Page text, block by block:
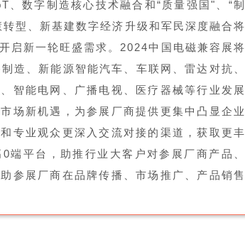
数字制造核心技术融合和“质量强国"、“制
型、新基建数字经济升级和军民深度融合将
启新一轮旺盛需求。2024中国电磁兼容展将
造、新能源智能汽车、车联网、雷达对抗、
智能电网、广播电视、医疗器械等行业发展
场新机遇，为参展厂商提供更集中凸显企业
专业观众更深入交流对接的渠道，获取更丰
端平台，助推行业大客户对参展厂商产品、
参展厂商在品牌传播、市场推广、产品销售